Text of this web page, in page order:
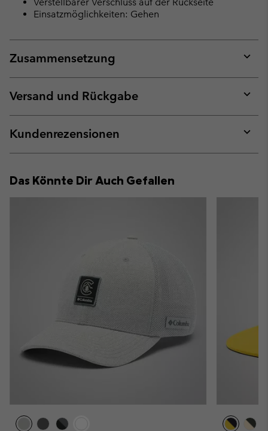
Einsatzmöglichkeiten: Gehen
Zusammensetzung
or
Versand und Rückgabe
or
Kundenrezensionen
or
Das Könnte Dir Auch Gefallen